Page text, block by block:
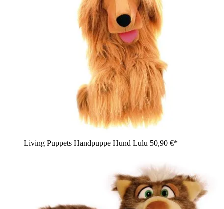
Living Puppets Handpuppe Hund Lulu 50,90 €*